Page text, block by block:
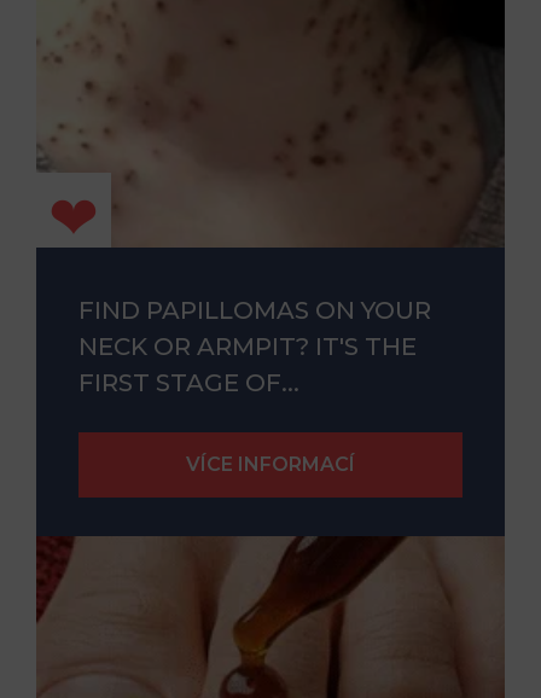
FIND PAPILLOMAS ON YOUR
NECK OR ARMPIT? IT'S THE
FIRST STAGE OF...